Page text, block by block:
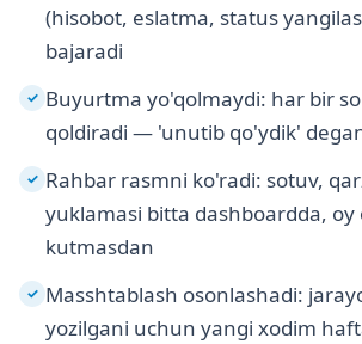
(hisobot, eslatma, status
bajaradi
✓ Buyurtma yo'qolmaydi: har bir
qoldiradi — 'unutib qo'ydik'
✓ Rahbar rasmni ko'radi: sotuv,
yuklamasi bitta dashboardda, oy
kutmasdan
✓ Masshtablash osonlashadi:
yozilgani uchun yangi xodim